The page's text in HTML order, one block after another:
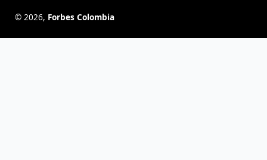
© 2026, Forbes Colombia